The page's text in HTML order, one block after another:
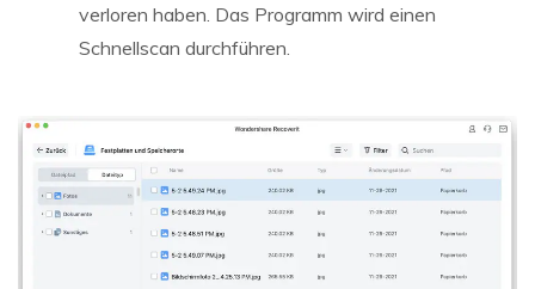
verloren haben. Das Programm wird einen
Schnellscan durchführen.